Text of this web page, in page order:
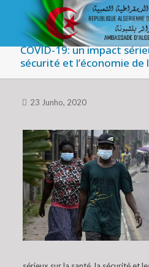
COVID-19: un impact
sécurité et l’économie de
23 Junho, 2020